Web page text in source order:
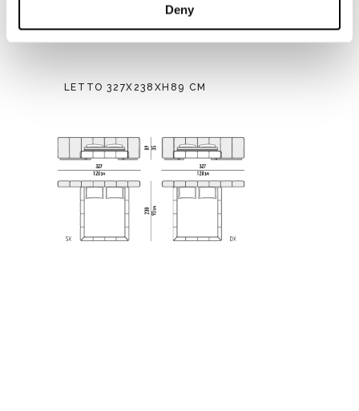
Deny
LETTO 327X238XH89 CM